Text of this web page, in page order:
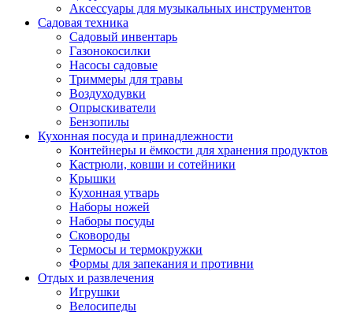
Аксессуары для музыкальных инструментов
Садовая техника
Садовый инвентарь
Газонокосилки
Насосы садовые
Триммеры для травы
Воздуходувки
Опрыскиватели
Бензопилы
Кухонная посуда и принадлежности
Контейнеры и ёмкости для хранения продуктов
Кастрюли, ковши и сотейники
Крышки
Кухонная утварь
Наборы ножей
Наборы посуды
Сковороды
Термосы и термокружки
Формы для запекания и противни
Отдых и развлечения
Игрушки
Велосипеды